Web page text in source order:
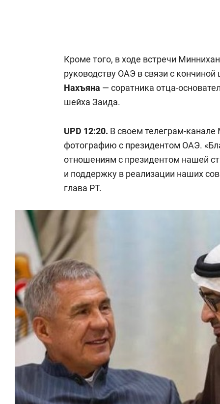
Кроме того, в ходе встречи
руководству ОАЭ в связи с
Нахъяна — соратника отца-
шейха Заида.
UPD 12:20. В своем телеграм-
фотографию с президентом ОАЭ.
отношениям с президентом нашей
и поддержку в реализации наших
глава РТ.